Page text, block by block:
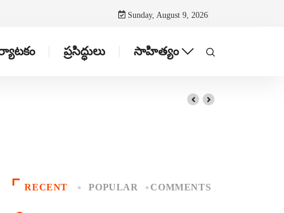
Sunday, August 9, 2026
ప్రసిద్ధులు సాహిత్యం
RECENT POPULAR COMMENTS